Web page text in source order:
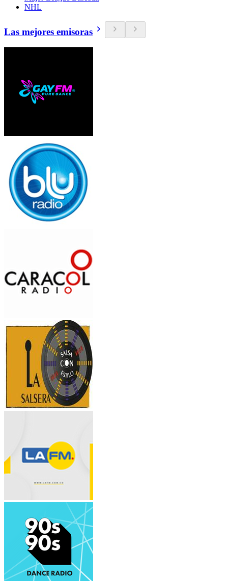
NHL
Las mejores emisoras